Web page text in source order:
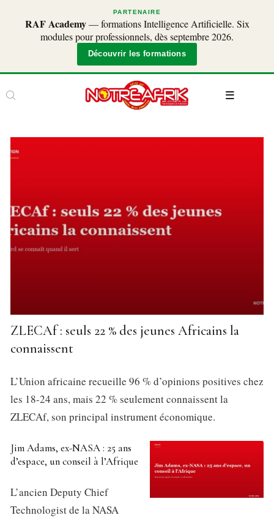
PARTENAIRE
RAF Academy— formations Intelligence Artificielle. Six
modules pour professionnels, dès septembre 2026.
Découvrir les formations
ZLECAf : seuls 22 % des jeunes Africains la
connaissent
L’Union africaine recueille 96 % d’opinions positives chez
les 18-24 ans, mais 22 % seulement connaissent la
ZLECAf, son principal instrument économique.
Jim Adams, ex-NASA : 25 ans
d’espace, un conseil à l’Afrique
L’ancien Deputy Chief
Technologist de la NASA